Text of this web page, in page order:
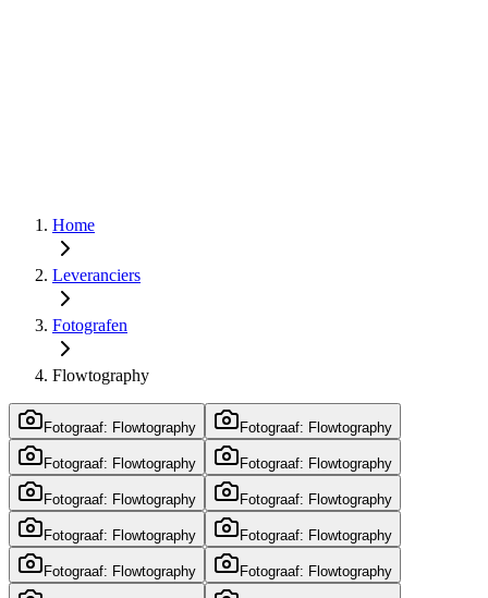
Home
Leveranciers
Fotografen
Flowtography
Fotograaf: Flowtography Fotograaf: Flowtography
Fotograaf: Flowtography Fotograaf: Flowtography
Fotograaf: Flowtography Fotograaf: Flowtography
Fotograaf: Flowtography Fotograaf: Flowtography
Fotograaf: Flowtography Fotograaf: Flowtography